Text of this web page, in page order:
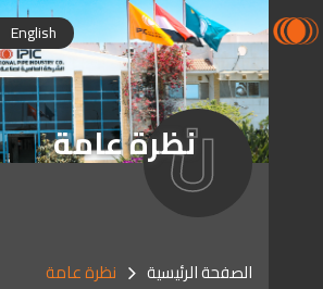
English
ن
نظرة عامة
الصفحة الرئيسية نظرة عامة